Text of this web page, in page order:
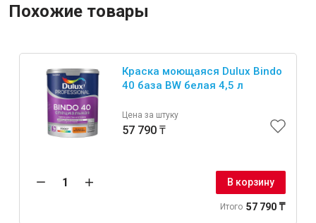
Похожие товары
Краска моющаяся Dulux Bindo
40 база BW белая 4,5 л
Цена за штуку
57 790 ₸
В корзину
Итого 57 790 ₸